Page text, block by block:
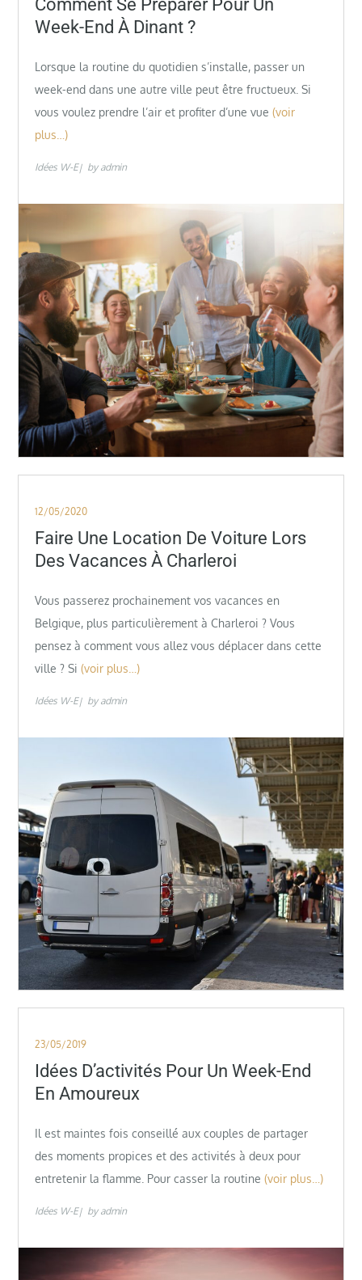
Comment Se Préparer Pour Un
Week-End À Dinant ?
Lorsque la routine du quotidien s’installe, passer un
week-end dans une autre ville peut être fructueux. Si
vous voulez prendre l’air et profiter d’une vue (voir
plus…)
Idées W-E by admin
Posted
on
12/05/2020
Faire Une Location De Voiture Lors
Des Vacances À Charleroi
Vous passerez prochainement vos vacances en
Belgique, plus particulièrement à Charleroi ? Vous
pensez à comment vous allez vous déplacer dans cette
ville ? Si (voir plus…)
Idées W-E by admin
Posted
on
23/05/2019
Idées D’activités Pour Un Week-End
En Amoureux
Il est maintes fois conseillé aux couples de partager
des moments propices et des activités à deux pour
entretenir la flamme. Pour casser la routine (voir plus…)
Idées W-E by admin